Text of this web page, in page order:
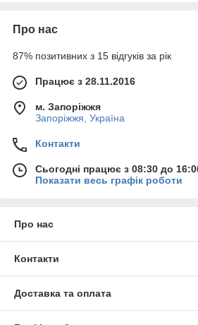
Про нас
87% позитивних з 15 відгуків за рік
Працює з 28.11.2016
м. Запоріжжя
Запоріжжя, Україна
Контакти
Сьогодні працює з 08:30 до
Показати весь графік роботи
Про нас
Контакти
Доставка та оплата